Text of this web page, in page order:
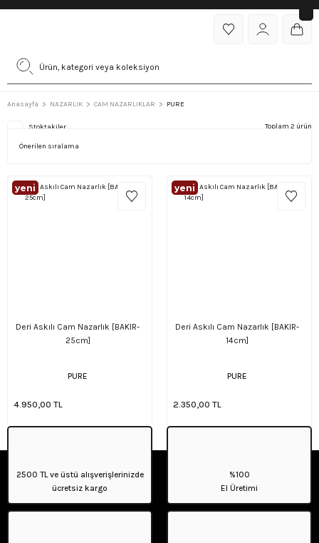
Anasayfa NAZARLIK CAM NAZARLIKLAR PURE
Stoktakiler Toplam 2 ürün
yeni̇
Deri Askılı Cam Nazarlık [BAKIR-
25cm]
PURE
4.950,00 TL
yeni̇
Deri Askılı Cam Nazarlık [BAKIR-
14cm]
PURE
2.350,00 TL
2500 TL ve üstü alışverişlerinizde
ücretsiz kargo
%100
El Üretimi